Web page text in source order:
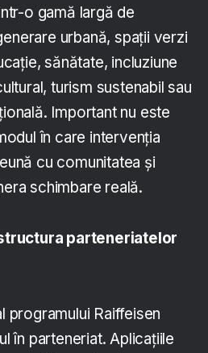
o gamă largă de
urbană, spații verzi
sănătate, incluziune
turism sustenabil sau
Important nu este
în care intervenția
cu comunitatea și
schimbare reală.
parteneriatelor
programului Raiffeisen
în parteneriat. Aplicațiile